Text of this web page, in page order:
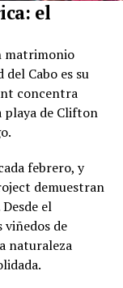
el
matrimonio
Cabo es su
concentra
playa de Clifton
febrero, y
demuestran
el
de
naturaleza